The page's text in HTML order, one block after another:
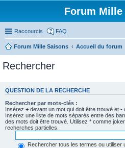
Forum Mille
Raccourcis FAQ
Forum Mille Saisons Accueil du forum
Rechercher
QUESTION DE LA RECHERCHE
Rechercher par mots-clés :
Insérez + devant un mot qui doit être trouvé et -
Insérez une liste de mots séparés entre des
des mots doit être trouvé. Utilisez * comme
recherches partielles.
Rechercher tous les termes ou utiliser